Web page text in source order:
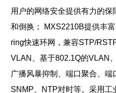
用户的网络安全提供有力的保
和倒换； MXS2210B提供丰
ring快速环网，兼容STP/
VLAN、基于802.1Q的VLAN
广播风暴抑制、端口聚合、端
SNMP、NTP对时等。采用工